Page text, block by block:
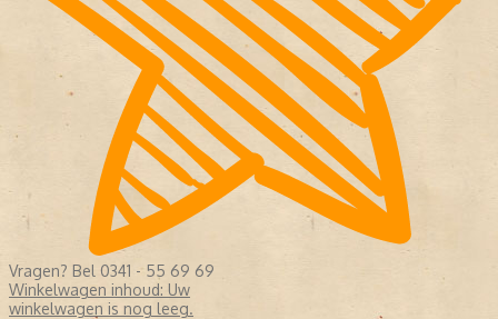
Vragen? Bel 0341 - 55 69 69
Winkelwagen inhoud: Uw
winkelwagen is nog leeg.